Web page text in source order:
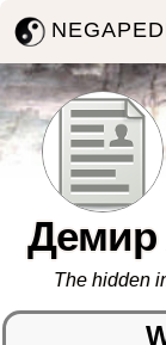
Демир
The hidden